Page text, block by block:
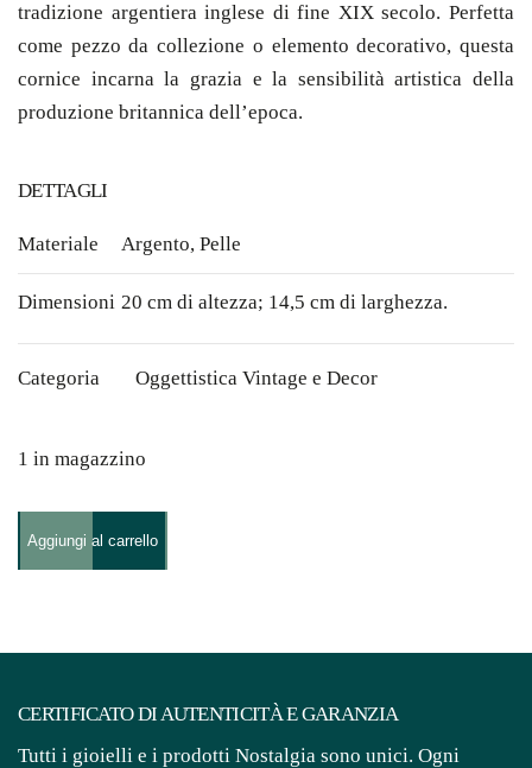
tradizione argentiera inglese di fine XIX secolo. Perfetta
come pezzo da collezione o elemento decorativo, questa
cornice incarna la grazia e la sensibilità artistica della
produzione britannica dell’epoca.
DETTAGLI
Materiale Argento, Pelle
Dimensioni 20 cm di altezza; 14,5 cm di larghezza.
Categoria Oggettistica Vintage e Decor
1 in magazzino
Argento
Pelle
originale,
Aggiungi al carrello
CERTIFICATO DI AUTENTICITÀ E GARANZIA
Tutti i gioielli e i prodotti Nostalgia sono unici. Ogni